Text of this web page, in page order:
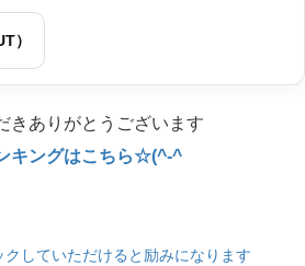
）
きありがとうございます
キングはこちら☆(^-^
していただけると励みになります